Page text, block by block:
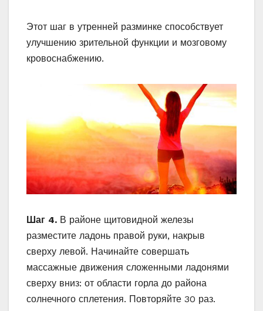
Этот шаг в утренней разминке способствует
улучшению зрительной функции и мозговому
кровоснабжению.
Шаг 4. В районе щитовидной железы
разместите ладонь правой руки, накрыв
сверху левой. Начинайте совершать
массажные движения сложенными ладонями
сверху вниз: от области горла до района
солнечного сплетения. Повторяйте 30 раз.